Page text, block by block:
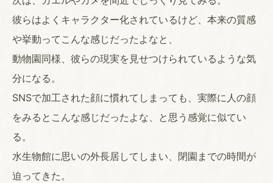
彼らはよくキャラクター化されているけど、本来の質感
や挙動ってこんな感じだったよなと、
動物園同様、彼らの現実を見せつけられているような気
分になる。
SNSで加工された顔に慣れてしまっても、実際に人の顔
をみるとこんな感じだったよな、と思う感覚に似てい
る。
水生物館に思いの外長居してしまい、閉園までの時間が
迫ってきた。